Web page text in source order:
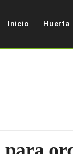
Inicio Huerta